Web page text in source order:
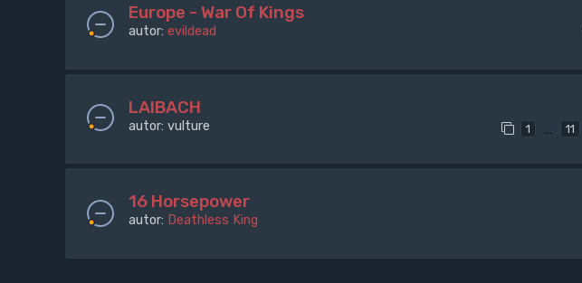
Europe - War Of Kings
autor: evildead
LAIBACH
autor: vulture 1 … 11
16 Horsepower
autor: Deathless King